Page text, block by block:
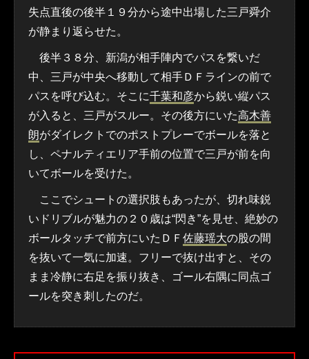
失点直後の後半１９分から途中出場した三戸舜介
が静まり返らせた。
後半３８分、新潟が相手陣内でパスを繋いだ
中、三戸が中央へ移動して相手ＤＦラインの前で
パスを呼び込む。そこに千葉和彦から鋭い縦パス
が入ると、三戸がスルー。その後方にいた高木善
朗がダイレクトでのポストプレーでボールを落と
し、ペナルティエリア手前の位置で三戸が前を向
いてボールを受けた。
ここでシュートの選択肢もあったが、切れ味鋭
いドリブルが魅力の２０歳は“閃き”を見せ、絶妙の
ボールタッチで前方にいたＤＦ 佐藤瑶大の股の間
を抜いて一気に加速。フリーで抜け出すと、その
まま冷静に右足を振り抜き、ゴール右隅に同点ゴ
ールを突き刺したのだ。